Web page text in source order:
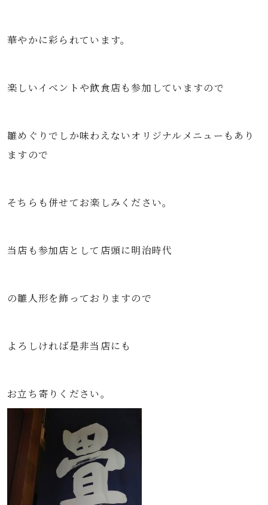
華やかに彩られています。
楽しいイベントや飲食店も参加していますので
雛めぐりでしか味わえないオリジナルメニューもあり
ますので
そちらも併せてお楽しみください。
当店も参加店として店頭に明治時代
の雛人形を飾っておりますので
よろしければ是非当店にも
お立ち寄りください。